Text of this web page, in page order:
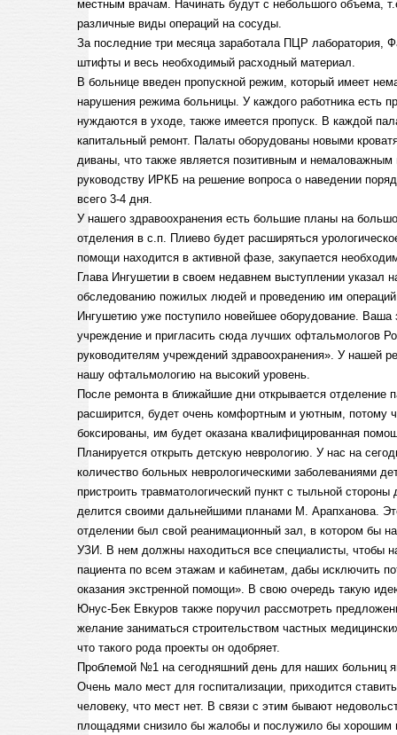
местным врачам. Начинать будут с небольшого объема,
различные виды операций на сосуды.
За последние три месяца заработала ПЦР лаборатория,
штифты и весь необходимый расходный материал.
В больнице введен пропускной режим, который имеет
нарушения режима больницы. У каждого работника есть
нуждаются в уходе, также имеется пропуск. В каждой
капитальный ремонт. Палаты оборудованы новыми
диваны, что также является позитивным и
руководству ИРКБ на решение вопроса о наведении
всего 3-4 дня.
У нашего здравоохранения есть большие планы на
отделения в с.п. Плиево будет расширяться
помощи находится в активной фазе, закупается
Глава Ингушетии в своем недавнем выступлении указал
обследованию пожилых людей и проведению им
Ингушетию уже поступило новейшее оборудование.
учреждение и пригласить сюда лучших офтальмологов
руководителям учреждений здравоохранения». У нашей
нашу офтальмологию на высокий уровень.
После ремонта в ближайшие дни открывается отделение
расширится, будет очень комфортным и уютным, потому
боксированы, им будет оказана квалифицированная
Планируется открыть детскую неврологию. У нас на
количество больных неврологическими заболеваниями
пристроить травматологический пункт с тыльной
делится своими дальнейшими планами М. Арапханова.
отделении был свой реанимационный зал, в котором бы
УЗИ. В нем должны находиться все специалисты, чтобы
пациента по всем этажам и кабинетам, дабы исключить
оказания экстренной помощи». В свою очередь такую
Юнус-Бек Евкуров также поручил рассмотреть
желание заниматься строительством частных
что такого рода проекты он одобряет.
Проблемой №1 на сегодняшний день для наших больниц
Очень мало мест для госпитализации, приходится
человеку, что мест нет. В связи с этим бывают
площадями снизило бы жалобы и послужило бы хорошим